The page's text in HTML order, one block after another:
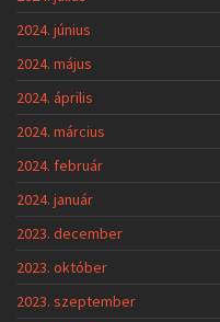
2024. június
2024. május
2024. április
2024. március
2024. február
2024. január
2023. december
2023. október
2023. szeptember